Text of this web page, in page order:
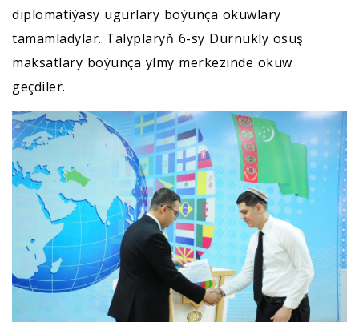
diplomatiýasy ugurlary boýunça okuwlary
tamamladylar. Talyplaryň 6-sy Durnukly ösüş
maksatlary boýunça ylmy merkezinde okuw
geçdiler.